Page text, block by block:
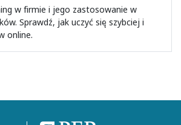
w firmie i jego zastosowanie w
Sprawdź, jak uczyć się szybciej i
online.